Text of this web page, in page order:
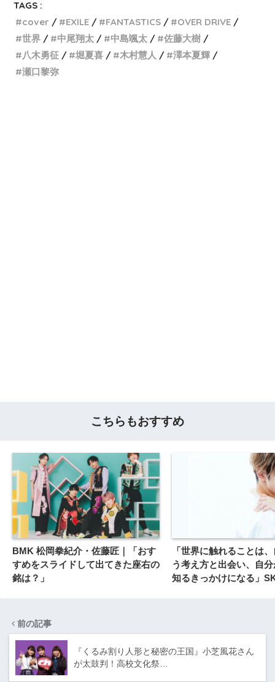
TAGS :
cover
EXILE FANTASTICS
OVER DRIVE
世界
中尾翔太 中島颯太
佐藤大樹
八木勇征
堀夏喜 木村慧人
澤本夏輝
瀬口黎弥
こちらもおすすめ
BMK 松岡拳紀介・佐藤匠｜「おす
すめをスライドして出てきた座右の
銘は？」
「世界に触れることは
う考え方と出会い、自
知るきっかけになる」
前の記事
『くるみ割り人形と秘密の王国』小芝風花さん
が太鼓判！高校文化祭…